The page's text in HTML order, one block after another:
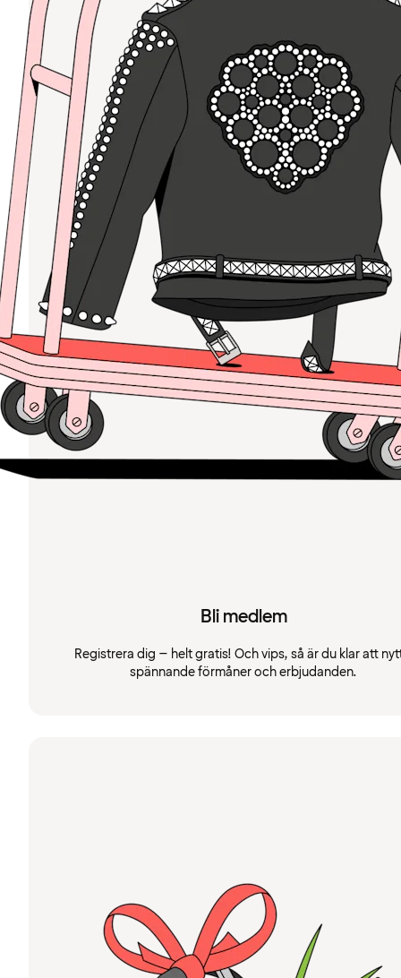
Bli medlem
Registrera dig – helt gratis! Och vips, så är du klar att
spännande förmåner och erbjudanden.